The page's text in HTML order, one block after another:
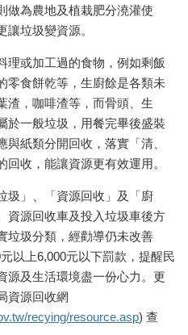
做為農地及植栽肥分澆灌使
讓垃圾變資源。
理或加工過的食物，例如剩飯
零食餅乾等，生廚餘是各類未
渣，咖啡渣等，而骨頭、生
於一般垃圾，用餐完畢後盛裝
紙類分開回收，落實「清、
收，能讓資源更有效運用。
圾」、「資源回收」及「廚
資源回收車及投入垃圾車後方
垃圾分類，經勸導仍未改善
以上6,000元以下罰款，提醒民
源及生活環境盡一份心力。更
資源回收網
recying/resource.asp) 查